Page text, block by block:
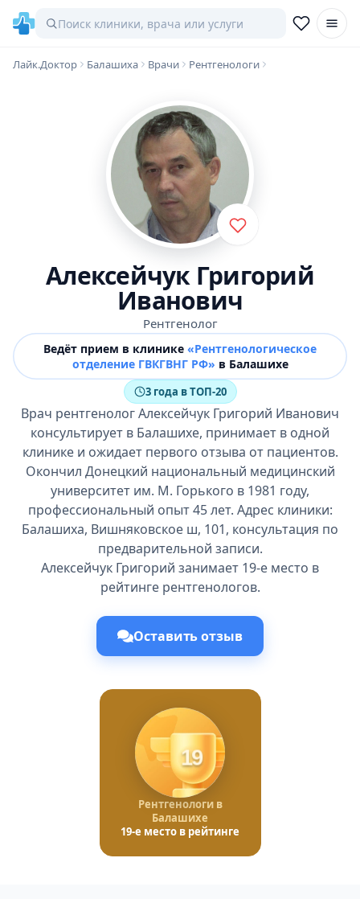
Лайк.Доктор Балашиха Врачи Рентгенологи
Алексейчук Григорий
Иванович
Рентгенолог
Ведёт прием в клинике «Рентгенологическое
отделение ГВКГВНГ РФ» в Балашихе
3 года в ТОП-20
Врач рентгенолог Алексейчук Григорий Иванович
консультирует в Балашихе, принимает в одной
клинике и ожидает первого отзыва от пациентов.
Окончил Донецкий национальный медицинский
университет им. М. Горького в 1981 году,
профессиональный опыт 45 лет. Адрес клиники:
Балашиха, Вишняковское ш, 101, консультация по
предварительной записи.
Алексейчук Григорий занимает 19-е место в
рейтинге рентгенологов.
Оставить отзыв
19
Рентгенологи в
Балашихе
19-е место в рейтинге